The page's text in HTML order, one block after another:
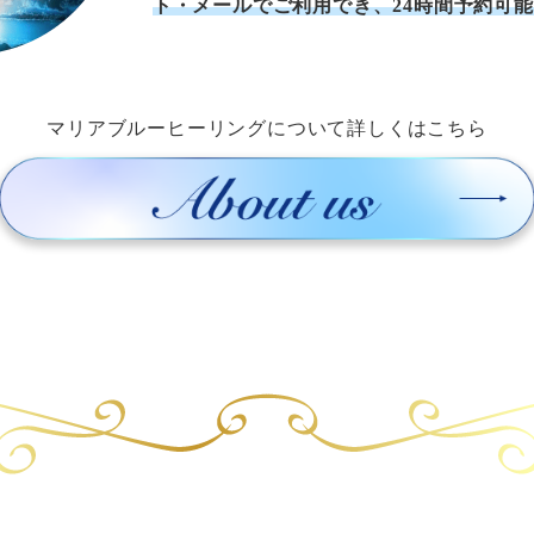
ト・メールでご利用でき、24時間予約可
マリアブルーヒーリングについて詳しくはこちら